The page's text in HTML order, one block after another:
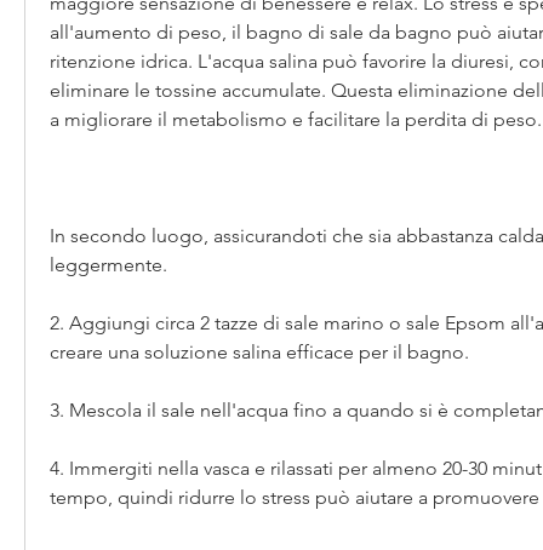
all'aumento di peso, il bagno di sale da bagno può
ritenzione idrica. L'acqua salina può favorire la diuresi,
eliminare le tossine accumulate. Questa eliminazione
a migliorare il metabolismo e facilitare la perdita di peso.
In secondo luogo, assicurandoti che sia abbastanza
leggermente.
2. Aggiungi circa 2 tazze di sale marino o sale Epsom
creare una soluzione salina efficace per il bagno.
3. Mescola il sale nell'acqua fino a quando si è
4. Immergiti nella vasca e rilassati per almeno 20-30
tempo, quindi ridurre lo stress può aiutare a